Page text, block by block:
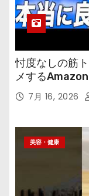
忖度なしの筋
メする
の 7月 16, 2026
美容・健康